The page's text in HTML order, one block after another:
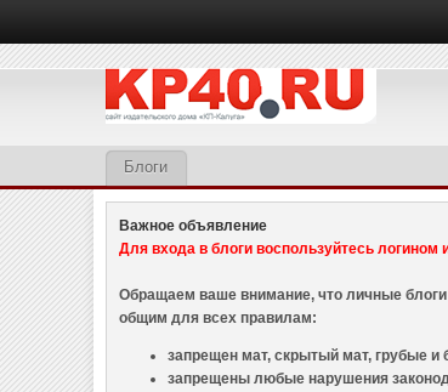
Блоги
Важное объявление
Для входа в блоги воспользуйтесь
Обращаем ваше внимание, что личные
общим для всех правилам:
запрещен мат, скрытый мат, грубые и
запрещены любые нарушения